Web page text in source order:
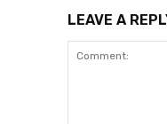
LEAVE A